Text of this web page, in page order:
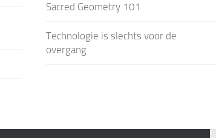
Sacred Geometry 101
Technologie is slechts voor de
overgang